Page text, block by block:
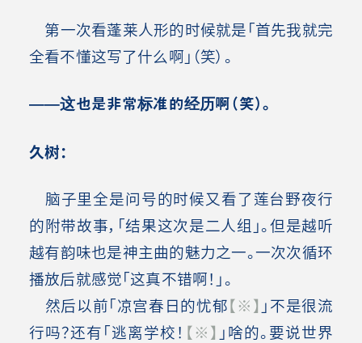
第一次看蓬莱人形的时候就是「首先我就完
全看不懂这写了什么啊」（笑）。
——这也是非常标准的经历啊（笑）。
久树：
脑子里全是问号的时候又看了莲台野夜行
的附带故事，「结果这次是二人组」。但是越听
越有韵味也是神主曲的魅力之一。一次次循环
播放后就感觉「这真不错啊！」。
然后以前「凉宫春日的忧郁【※】 」不是很流
行吗？还有「逃离学校！ 【※】 」啥的。要说世界